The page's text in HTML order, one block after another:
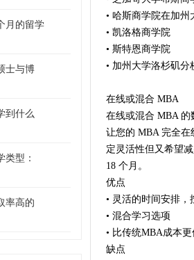
月的留学
士与博
到什么
类型：
率高的
• 哈斯商学院在加州
• 凯洛格商学院
• 斯特恩商学院
• 加州大学洛杉矶分
在线或混合 MBA
在线或混合 MBA
让您的 MBA 完全
定灵活性但又希望
18 个月。
优点
• 灵活的时间安排，
• 混合学习选项
• 比传统MBA成本更
缺点